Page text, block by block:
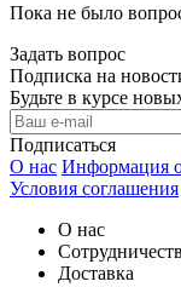
Пока не было
Задать вопрос
Подписка на
Будьте в курсе
Подписаться
О нас Информация
Условия соглашения
О нас
Доставка